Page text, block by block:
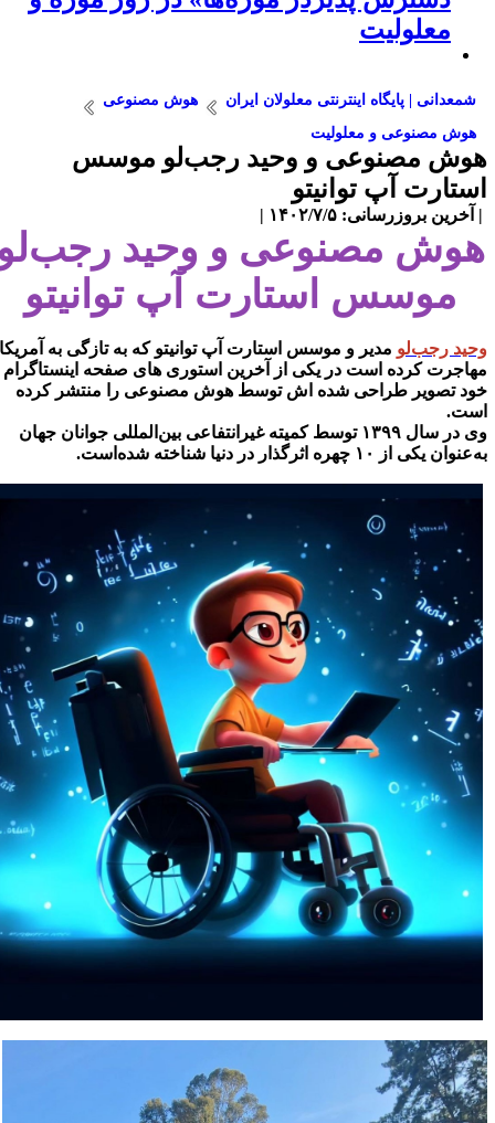
معلولیت
شمعدانی | پایگاه اینترنتی معلولان ایران
هوش مصنوعی
هوش مصنوعی و معلولیت
مصنوعی و وحید رجب‌لو موسس
آپ توانیتو
بروزرسانی: ۱۴۰۲/۷/۵ |
مصنوعی و وحید رجب‌لو
موسس استارت آپ توانیتو
رجب‌لومدیر و موسس استارت آپ توانیتو که به تازگی به آمریکا
کرده است در یکی از آخرین استوری های صفحه اینستاگرام
تصویر طراحی شده اش توسط هوش مصنوعی را منتشر کرده
وی در سال ۱۳۹۹ توسط کمیته غیرانتفاعی بین‌المللی جوانان جهان
یکی از ۱۰ چهره اثرگذار در دنیا شناخته شده‌است.